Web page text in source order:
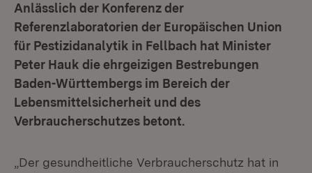
Anlässlich der Konferenz der
Referenzlaboratorien der Europäischen Union
für Pestizidanalytik in Fellbach hat Minister
Peter Hauk die ehrgeizigen Bestrebungen
Baden-Württembergs im Bereich der
Lebensmittelsicherheit und des
Verbraucherschutzes betont.
„Der gesundheitliche Verbraucherschutz hat in